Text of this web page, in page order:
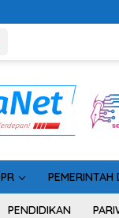
Kepala Desa
PEMERINTAH
PENDIDIKAN